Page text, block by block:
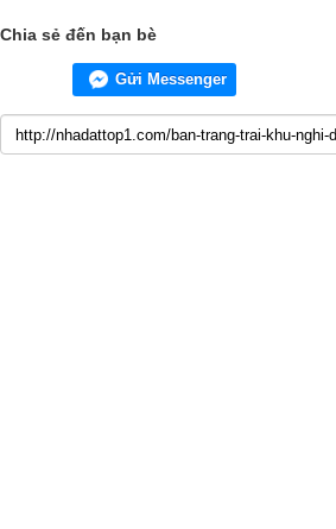
Chia sẻ đến bạn bè
Gửi Messenger